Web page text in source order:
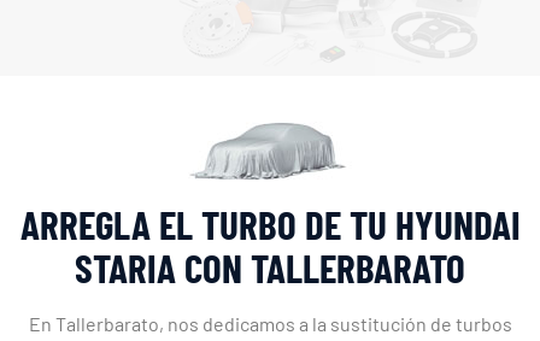
ARREGLA EL TURBO DE TU HYUNDAI
STARIA CON TALLERBARATO
En Tallerbarato, nos dedicamos a la sustitución de turbos